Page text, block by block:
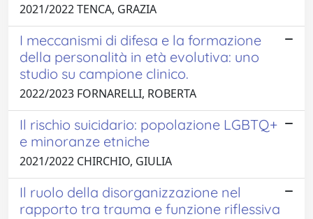
2021/2022 TENCA, GRAZIA
I meccanismi di difesa e la formazione
della personalità in età evolutiva: uno
studio su campione clinico.
2022/2023 FORNARELLI, ROBERTA
Il rischio suicidario: popolazione LGBTQ+
e minoranze etniche
2021/2022 CHIRCHIO, GIULIA
Il ruolo della disorganizzazione nel
rapporto tra trauma e funzione riflessiva